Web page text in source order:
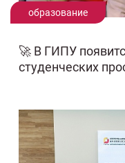
образование
🚀 В ГИПУ
студенческих